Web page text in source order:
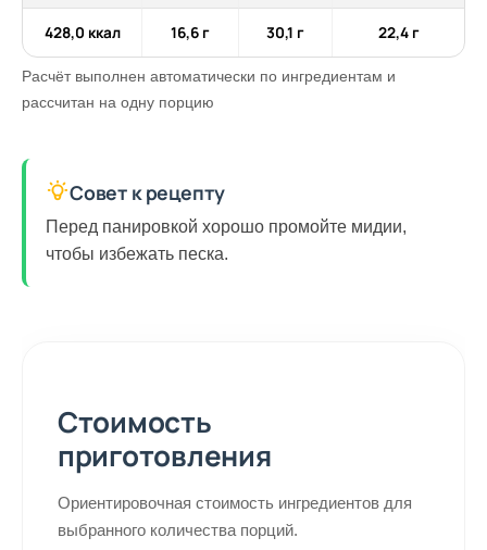
428,0 ккал 16,6 г 30,1 г 22,4 г
Расчёт выполнен автоматически по ингредиентам и
рассчитан на одну порцию
Совет к рецепту
Перед панировкой хорошо промойте мидии,
чтобы избежать песка.
Стоимость
приготовления
Ориентировочная стоимость ингредиентов для
выбранного количества порций.